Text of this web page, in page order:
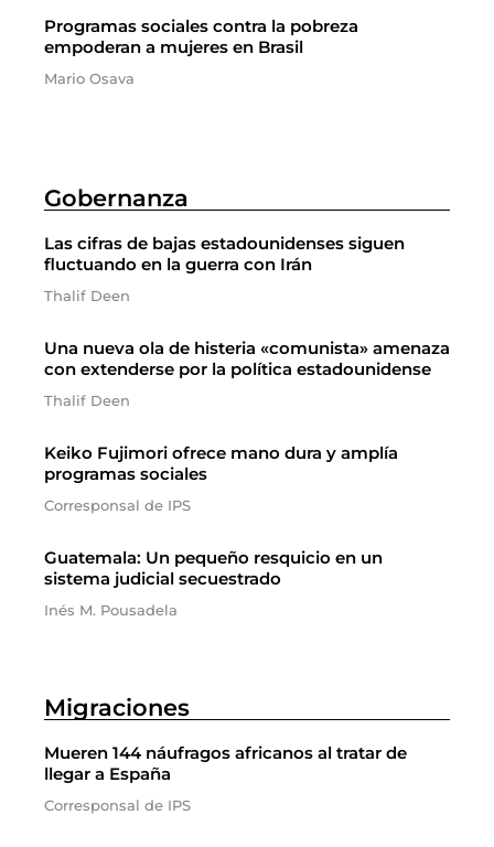
Programas sociales contra la pobreza
empoderan a mujeres en Brasil
Mario Osava
Gobernanza
Las cifras de bajas estadounidenses siguen
fluctuando en la guerra con Irán
Thalif Deen
Una nueva ola de histeria «comunista» amenaza
con extenderse por la política estadounidense
Thalif Deen
Keiko Fujimori ofrece mano dura y amplía
programas sociales
Corresponsal de IPS
Guatemala: Un pequeño resquicio en un
sistema judicial secuestrado
Inés M. Pousadela
Migraciones
Mueren 144 náufragos africanos al tratar de
llegar a España
Corresponsal de IPS